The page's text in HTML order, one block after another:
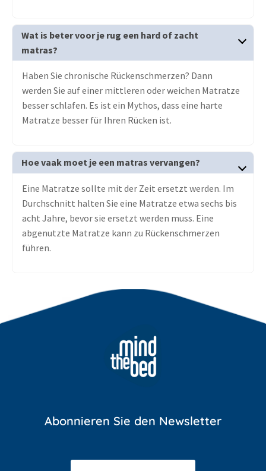
Wat is beter voor je rug een hard of zacht
matras?
Haben Sie chronische Rückenschmerzen? Dann
werden Sie auf einer mittleren oder weichen Matratze
besser schlafen. Es ist ein Mythos, dass eine harte
Matratze besser für Ihren Rücken ist.
Hoe vaak moet je een matras vervangen?
Eine Matratze sollte mit der Zeit ersetzt werden. Im
Durchschnitt halten Sie eine Matratze etwa sechs bis
acht Jahre, bevor sie ersetzt werden muss. Eine
abgenutzte Matratze kann zu Rückenschmerzen
führen.
Abonnieren Sie den Newsletter